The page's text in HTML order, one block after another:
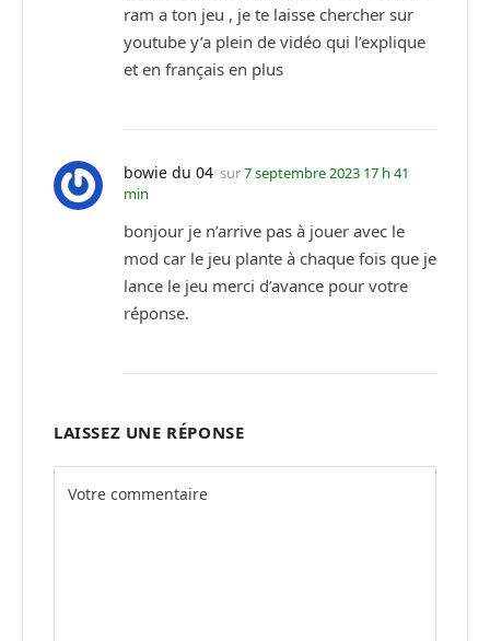
ram a ton jeu , je te laisse chercher sur
youtube y’a plein de vidéo qui l’explique
et en français en plus
bowie du 04 sur7 septembre 2023 17 h 41
min
bonjour je n’arrive pas à jouer avec le
mod car le jeu plante à chaque fois que je
lance le jeu merci d’avance pour votre
réponse.
LAISSEZ UNE RÉPONSE